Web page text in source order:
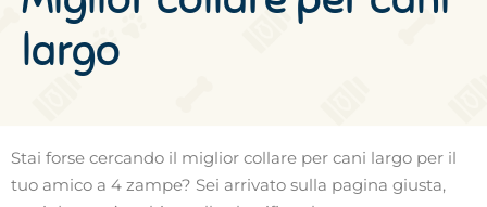
largo
Stai forse cercando il miglior collare per cani largo per il
tuo amico a 4 zampe? Sei arrivato sulla pagina giusta,